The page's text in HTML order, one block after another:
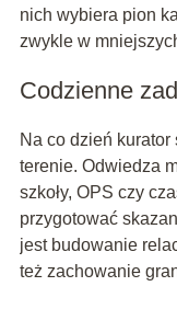
nich wybiera pion
zwykle w
Codzienne
Na co dzień kurator
terenie. Odwiedza
szkoły, OPS czy
przygotować
jest budowanie
też zachowanie